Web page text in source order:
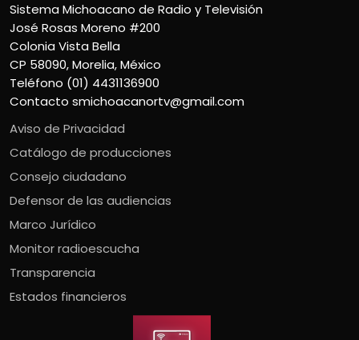
Sistema Michoacano de Radio y Televisión
José Rosas Moreno #200
Colonia Vista Bella
CP 58090, Morelia, México
Teléfono (01) 4431136900
Contacto smichoacanortv@gmail.com
Aviso de Privacidad
Catálogo de producciones
Consejo ciudadano
Defensor de las audiencias
Marco Jurídico
Monitor radioescucha
Transparencia
Estados financieros